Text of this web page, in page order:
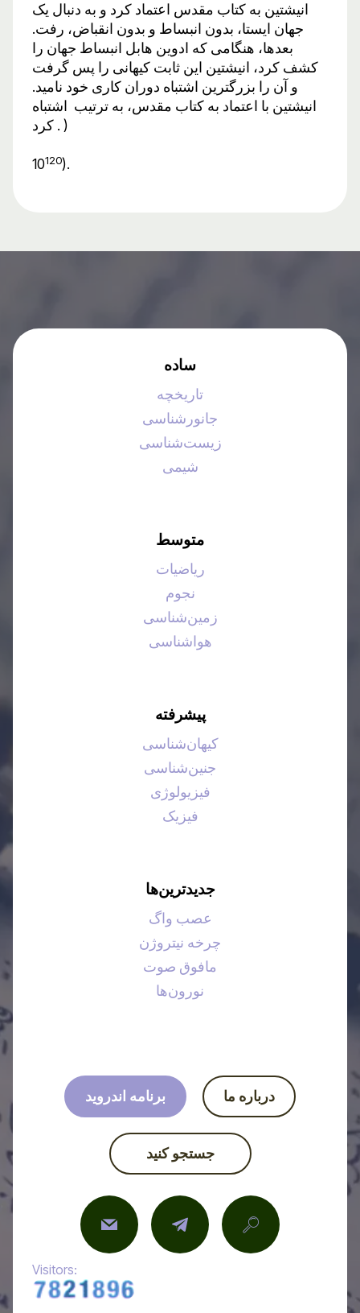
انیشتین به کتاب مقدس اعتماد کرد و به دنبال یک
جهان ایستا، بدون انبساط و بدون انقباض، رفت.
بعدها، هنگامی که ادوین هابل انبساط جهان را
کشف کرد، انیشتین این ثابت کیهانی را پس گرفت
و آن را بزرگترین اشتباه دوران کاری خود نامید.
انیشتین با اعتماد به کتاب مقدس، به ترتیب اشتباه
کرد . )
10120).
ساده
تاریخچه
جانورشناسی
زیست‌شناسی
شیمی
متوسط
ریاضیات
نجوم
زمین‌شناسی
هواشناسی
پیشرفته
کیهان‌شناسی
جنین‌شناسی
فیزیولوژی
فیزیک
جدیدترین‌ها
عصب واگ
چرخه نیتروژن
مافوق صوت
نورون‌ها
برنامه اندروید درباره ما
جستجو کنید
Visitors: